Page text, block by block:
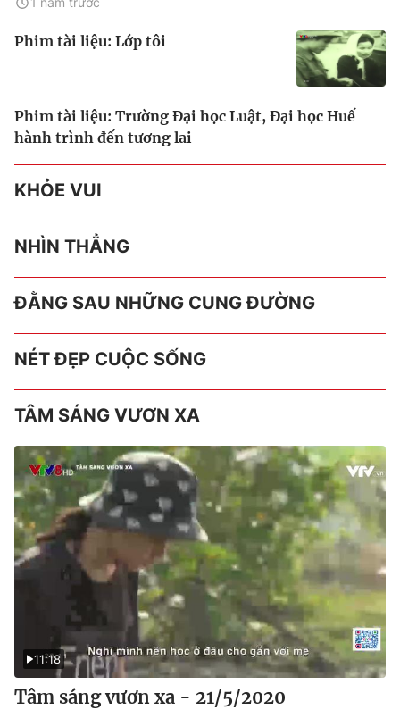
Phim tài liệu: Lớp tôi
Phim tài liệu: Trường Đại học Luật, Đại học Huế
hành trình đến tương lai
KHỎE VUI
NHÌN THẲNG
ĐẰNG SAU NHỮNG CUNG ĐƯỜNG
NÉT ĐẸP CUỘC SỐNG
TÂM SÁNG VƯƠN XA
11:18
Tâm sáng vươn xa - 21/5/2020